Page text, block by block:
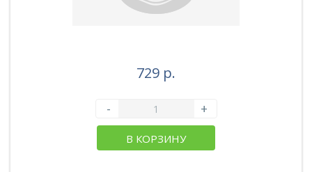
729 р.
- +
В КОРЗИНУ